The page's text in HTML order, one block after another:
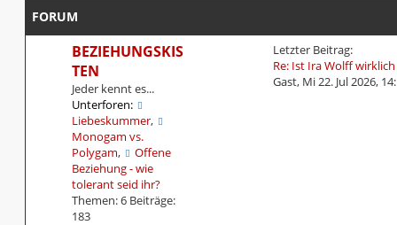
FORUM
BEZIEHUNGSKIS
TEN
Jeder kennt es...
Unterforen:
Liebeskummer,
Monogam vs.
Polygam,
Offene
Beziehung - wie
tolerant seid ihr?
Themen:6 Beiträge:
183
L
e
t
Letzter Beitrag:
Re: Ist Ira Wolff
Gast, Mi 22. Jul 2026,